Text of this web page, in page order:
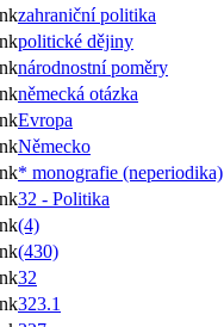
zahraniční politika
politické dějiny
národnostní poměry
německá otázka
Evropa
Německo
* monografie (neperiodika)
32 - Politika
(4)
(430)
32
323.1